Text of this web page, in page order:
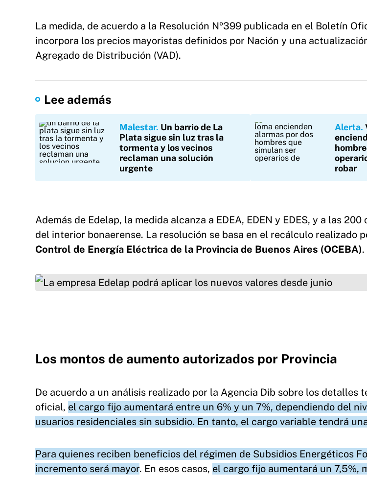
La medida, de acuerdo a la Resolución Nº399 publicada en el Boletín
incorpora los precios mayoristas definidos por Nación y una
Agregado de Distribución (VAD).
Lee además
Malestar Un barrio de La
Plata sigue sin luz tras la
tormenta y los vecinos
reclaman una solución
urgente
Alerta
robar
Además de Edelap, la medida alcanza a EDEA, EDEN y EDES, y a las
del interior bonaerense. La resolución se basa en el recálculo realizado
Control de Energía Eléctrica de la Provincia de Buenos Aires (OCEBA).
Los montos de aumento autorizados por Provincia
De acuerdo a un análisis realizado por la Agencia Dib sobre los detalles
oficial, el cargo fijo aumentará entre un 6% y un 7%, dependiendo del
usuarios residenciales sin subsidio. En tanto, el cargo variable tendrá
Para quienes reciben beneficios del régimen de Subsidios Energéticos
incremento será mayor. En esos casos, el cargo fijo aumentará un 7,5%,